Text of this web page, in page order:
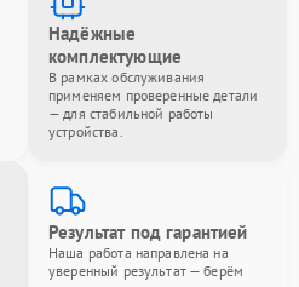
Надёжные
комплектующие
В рамках обслуживания
применяем проверенные детали
— для стабильной работы
устройства.
Результат под гарантией
Наша работа направлена на
уверенный результат — берём